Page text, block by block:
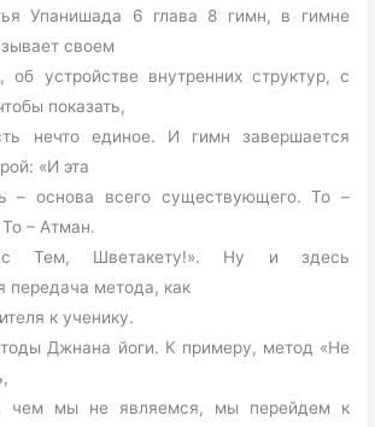
Упанишада 6 глава 8 гимн, в гимне
своем
об устройстве внутренних структур, с
показать,
нечто единое. И гимн завершается
«И эта
– основа всего существующего. То –
– Атман.
Шветакету!». Ну и здесь
передача метода, как
к ученику.
Джнана йоги. К примеру, метод «Не
чем мы не являемся, мы перейдем к